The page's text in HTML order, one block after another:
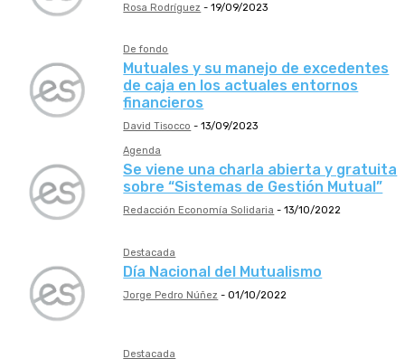
Rosa Rodríguez - 19/09/2023
De fondo
Mutuales y su manejo de excedentes
de caja en los actuales entornos
financieros
David Tisocco - 13/09/2023
Agenda
Se viene una charla abierta y gratuita
sobre “Sistemas de Gestión Mutual”
Redacción Economía Solidaria - 13/10/2022
Destacada
Día Nacional del Mutualismo
Jorge Pedro Núñez - 01/10/2022
Destacada